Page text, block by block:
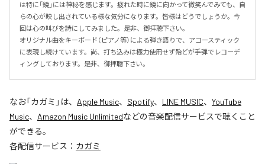
は特に「鏡」には神秘を感じます。疲れた時に鏡に向かって微笑んでみても、自
らの心が映し出されている様な気分になります。皆様はどうでしょうか。今
回は心の叫びを詩にしてみました。是非、御拝聴下さい。
オリジナル曲をキーボード（ピアノ等）による弾き語りで、アコースティック
に表現し続けています。尚、打ち込みは極力使用せず殆どが手弾でレコーデ
ィングしております。是非、御拝聴下さい。
なお「カガミ 」は、 Apple Music、 Spotify、 LINE MUSIC、 YouTube
Music、 Amazon Music Unlimitedなどの音楽配信サービスで聴くこと
ができる。
各配信サービス： カガミ